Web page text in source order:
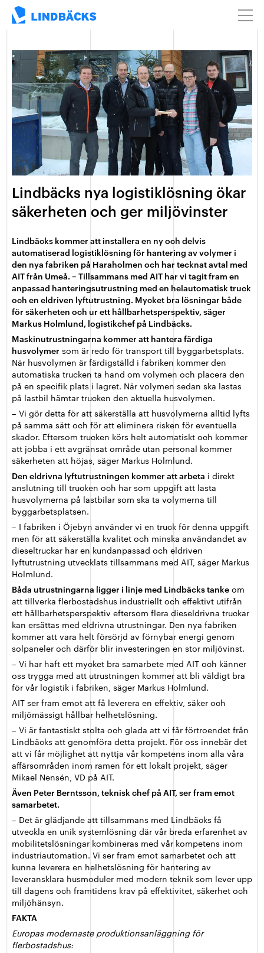
Lindbäcks nya logistiklösning ökar
säkerheten och ger miljövinster
Lindbäcks kommer att installera en ny och delvis
automatiserad logistiklösning för hantering av volymer i
den nya fabriken på Haraholmen och har tecknat avtal med
AIT från Umeå. – Tillsammans med AIT har vi tagit fram en
anpassad hanteringsutrustning med en helautomatisk truck
och en eldriven lyftutrustning. Mycket bra lösningar både
för säkerheten och ur ett hållbarhetsperspektiv, säger
Markus Holmlund, logistikchef på Lindbäcks.
Maskinutrustningarna kommer att hantera färdiga
husvolymer som är redo för transport till byggarbetsplats.
När husvolymen är färdigställd i fabriken kommer den
automatiska trucken ta hand om volymen och placera den
på en specifik plats i lagret. När volymen sedan ska lastas
på lastbil hämtar trucken den aktuella husvolymen.
– Vi gör detta för att säkerställa att husvolymerna alltid lyfts
på samma sätt och för att eliminera risken för eventuella
skador. Eftersom trucken körs helt automatiskt och kommer
att jobba i ett avgränsat område utan personal kommer
säkerheten att höjas, säger Markus Holmlund.
Den eldrivna lyftutrustningen kommer att arbeta i direkt
anslutning till trucken och har som uppgift att lasta
husvolymerna på lastbilar som ska ta volymerna till
byggarbetsplatsen.
– I fabriken i Öjebyn använder vi en truck för denna uppgift
men för att säkerställa kvalitet och minska användandet av
dieseltruckar har en kundanpassad och eldriven
lyftutrustning utvecklats tillsammans med AIT, säger Markus
Holmlund.
Båda utrustningarna ligger i linje med Lindbäcks tanke om
att tillverka flerbostadshus industriellt och effektivt utifrån
ett hållbarhetsperspektiv eftersom flera dieseldrivna truckar
kan ersättas med eldrivna utrustningar. Den nya fabriken
kommer att vara helt försörjd av förnybar energi genom
solpaneler och därför blir investeringen en stor miljövinst.
– Vi har haft ett mycket bra samarbete med AIT och känner
oss trygga med att utrustningen kommer att bli väldigt bra
för vår logistik i fabriken, säger Markus Holmlund.
AIT ser fram emot att få leverera en effektiv, säker och
miljömässigt hållbar helhetslösning.
– Vi är fantastiskt stolta och glada att vi får förtroendet från
Lindbäcks att genomföra detta projekt. För oss innebär det
att vi får möjlighet att nyttja vår kompetens inom alla våra
affärsområden inom ramen för ett lokalt projekt, säger
Mikael Nensén, VD på AIT.
Även Peter Berntsson, teknisk chef på AIT, ser fram emot
samarbetet.
– Det är glädjande att tillsammans med Lindbäcks få
utveckla en unik systemlösning där vår breda erfarenhet av
mobilitetslösningar kombineras med vår kompetens inom
industriautomation. Vi ser fram emot samarbetet och att
kunna leverera en helhetslösning för hantering av
leveransklara husmoduler med modern teknik som lever upp
till dagens och framtidens krav på effektivitet, säkerhet och
miljöhänsyn.
FAKTA
Europas modernaste produktionsanläggning för
flerbostadshus: